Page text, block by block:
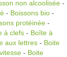
non alcoolisée -
- Boissons bio -
protéinée -
à clefs - Boîte à
aux lettres - Boite
- Boite